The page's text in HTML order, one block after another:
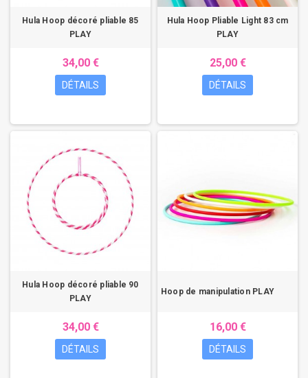
Hula Hoop décoré pliable 85
PLAY
34,00 €
DÉTAILS
Hula Hoop Pliable Light 83 cm
PLAY
25,00 €
DÉTAILS
Hula Hoop décoré pliable 90
PLAY
34,00 €
DÉTAILS
Hoop de manipulation PLAY
16,00 €
DÉTAILS